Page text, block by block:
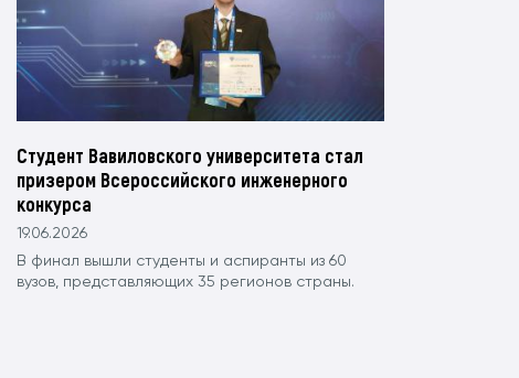
Студент Вавиловского университета стал
призером Всероссийского инженерного
конкурса
19.06.2026
В финал вышли студенты и аспиранты из 60
вузов, представляющих 35 регионов страны.